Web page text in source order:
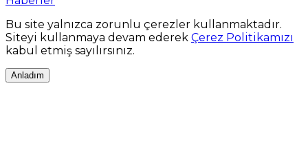
Bu site yalnızca zorunlu çerezler kullanmaktadır.
Siteyi kullanmaya devam ederek Çerez Politikamızı
kabul etmiş sayılırsınız.
Anladım